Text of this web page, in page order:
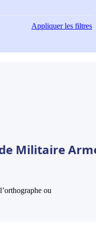
Appliquerles filtres
Militaire
ou